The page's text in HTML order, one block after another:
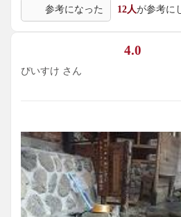
参考になった 12人が参考に
4.0
ぴいすけ さん